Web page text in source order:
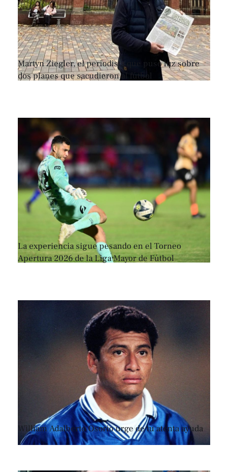
Martyn Ziegler, el periodista que puso luz sobre
dos planes que sacudieron al fútbol
La experiencia sigue pesando en el Torneo
Apertura 2026 de la Liga Mayor de Fútbol
William Adalberto Osorio urge de tu atenta ayuda